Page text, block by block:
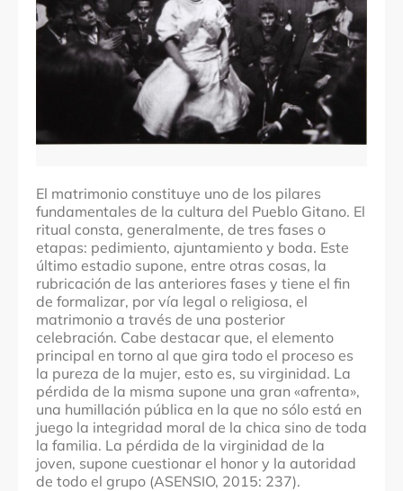
El matrimonio constituye uno de los pilares
fundamentales de la cultura del Pueblo Gitano. El
ritual consta, generalmente, de tres fases o
etapas: pedimiento, ajuntamiento y boda. Este
último estadio supone, entre otras cosas, la
rubricación de las anteriores fases y tiene el fin
de formalizar, por vía legal o religiosa, el
matrimonio a través de una posterior
celebración. Cabe destacar que, el elemento
principal en torno al que gira todo el proceso es
la pureza de la mujer, esto es, su virginidad. La
pérdida de la misma supone una gran «afrenta»,
una humillación pública en la que no sólo está en
juego la integridad moral de la chica sino de toda
la familia. La pérdida de la virginidad de la
joven, supone cuestionar el honor y la autoridad
de todo el grupo (ASENSIO, 2015: 237).